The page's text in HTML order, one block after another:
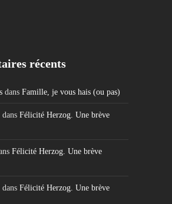
récents
dans Famille, je vous hais (ou pas)
dans Félicité Herzog. Une brève
Félicité Herzog. Une brève
dans Félicité Herzog. Une brève